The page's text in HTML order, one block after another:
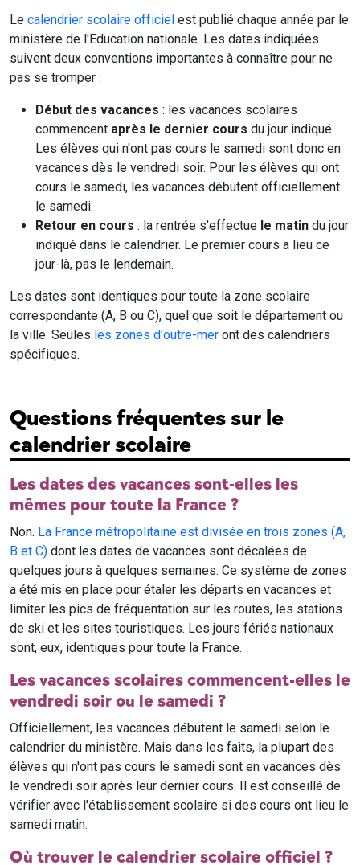
Le calendrier scolaire officiel est publié chaque année par le
ministère de l'Education nationale. Les dates indiquées
suivent deux conventions importantes à connaître pour ne
pas se tromper :
Début des vacances : les vacances scolaires
commencent après le dernier cours du jour indiqué.
Les élèves qui n'ont pas cours le samedi sont donc en
vacances dès le vendredi soir. Pour les élèves qui ont
cours le samedi, les vacances débutent officiellement
le samedi.
Retour en cours : la rentrée s'effectue le matin du jour
indiqué dans le calendrier. Le premier cours a lieu ce
jour-là, pas le lendemain.
Les dates sont identiques pour toute la zone scolaire
correspondante (A, B ou C), quel que soit le département ou
la ville. Seules les zones d'outre-mer ont des calendriers
spécifiques.
Questions fréquentes sur le
calendrier scolaire
Les dates des vacances sont-elles les
mêmes pour toute la France ?
Non. La France métropolitaine est divisée en trois zones (A,
B et C) dont les dates de vacances sont décalées de
quelques jours à quelques semaines. Ce système de zones
a été mis en place pour étaler les départs en vacances et
limiter les pics de fréquentation sur les routes, les stations
de ski et les sites touristiques. Les jours fériés nationaux
sont, eux, identiques pour toute la France.
Les vacances scolaires commencent-elles le
vendredi soir ou le samedi ?
Officiellement, les vacances débutent le samedi selon le
calendrier du ministère. Mais dans les faits, la plupart des
élèves qui n'ont pas cours le samedi sont en vacances dès
le vendredi soir après leur dernier cours. Il est conseillé de
vérifier avec l'établissement scolaire si des cours ont lieu le
samedi matin.
Où trouver le calendrier scolaire officiel ?